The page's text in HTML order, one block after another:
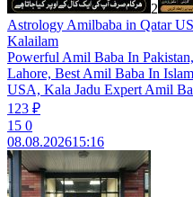
2
Astrology Amilbaba in Qatar
Kalailam
Powerful Amil Baba In
Lahore, Best Amil Baba In
USA, Kala Jadu Expert Amil
123 ₽
15 0
08.08.202615:16